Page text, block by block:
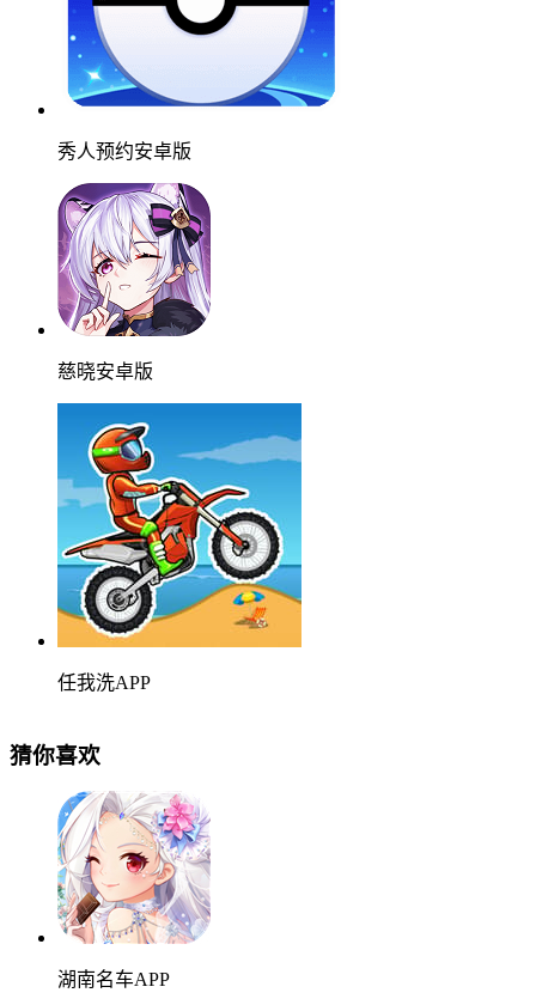
秀人预约安卓版
慈晓安卓版
任我洗APP
猜你喜欢
湖南名车APP